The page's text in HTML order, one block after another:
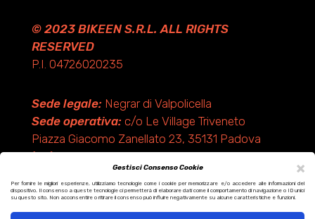
×
Gestisci Consenso Cookie
Per fornire le migliori esperienze, utilizziamo tecnologie come i cookie per memorizzare e/o accedere alle informazioni del
dispositivo. Il consenso a queste tecnologie ci permetterà di elaborare dati come il comportamento di navigazione o ID unici
su questo sito. Non acconsentire o ritirare il consenso può influire negativamente su alcune caratteristiche e funzioni.
© 2023 BIKEEN S.R.L. ALL RIGHTS
RESERVED
P.I. 04726020235
Sede legale:Negrar di Valpolicella
Sede operativa:c/o Le Village Triveneto
Piazza Giacomo Zanellato 23, 35131 Padova
(PD)
Design by KF ADV
Development by Italix.net